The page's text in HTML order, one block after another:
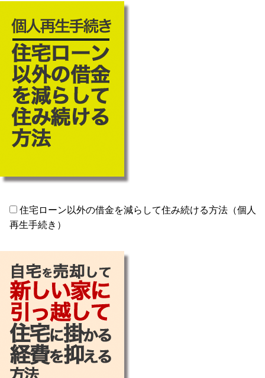
住宅ローン以外の借金を減らして住み続ける方法（個人
再生手続き）